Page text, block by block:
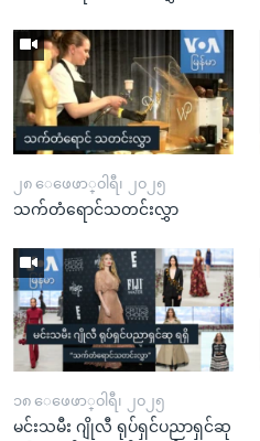
၂၈ ေဖေဖာ္၀ါရီ၊ ၂၀၂၅
သက်တံရောင်သတင်းလွှာ
၁၈ ေဖေဖာ္၀ါရီ၊ ၂၀၂၅
မင်းသမီး ဂျိုလီ ရုပ်ရှင်ပညာရှင်ဆု